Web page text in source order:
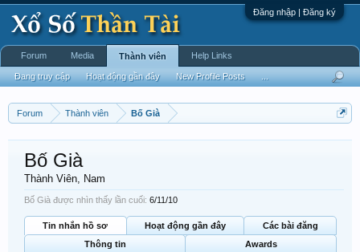
Đăng nhập | Đăng ký
Forum Thành viên Bố Già
Bố Già
Thành Viên, Nam
Bố Già được nhìn thấy lần cuối: 6/11/10
Tin nhắn hồ sơ Hoạt động gần đây
Các bài đăng
Thông tin
Awards
Forum Media Thành viên
Đang truy cập Hoạt động gần đây New Profile Posts
Help Links